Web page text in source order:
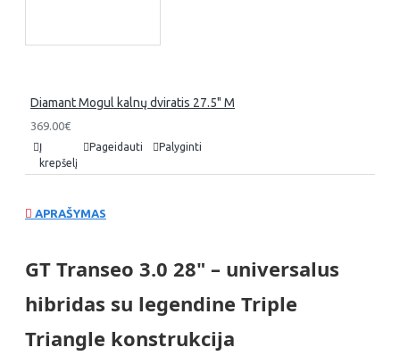
Diamant Mogul kalnų dviratis 27.5" M
369.00€
Į
krepšelį
Pageidauti Palyginti
APRAŠYMAS
GT Transeo 3.0 28" – universalus
hibridas su legendine Triple
Triangle konstrukcija